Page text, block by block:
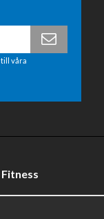
våra
and training